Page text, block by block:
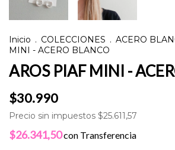
Inicio . COLECCIONES . ACERO
MINI - ACERO BLANCO
AROS PIAF MINI -
$30.990
Precio sin impuestos $25.611,57
$26.341,50con Transferencia